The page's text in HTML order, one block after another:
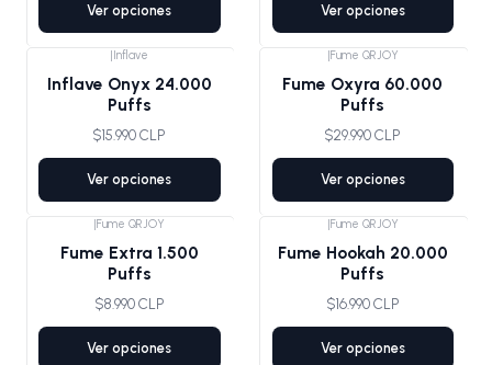
Ver opciones Ver opciones
|Inflave
Inflave Onyx 24.000
Puffs
$15.990 CLP
Ver opciones
|Fume QRJOY
Fume Oxyra 60.000
Puffs
$29.990 CLP
Ver opciones
|Fume QRJOY
Fume Extra 1.500
Puffs
$8.990 CLP
Ver opciones
|Fume QRJOY
Fume Hookah 20.000
Puffs
$16.990 CLP
Ver opciones